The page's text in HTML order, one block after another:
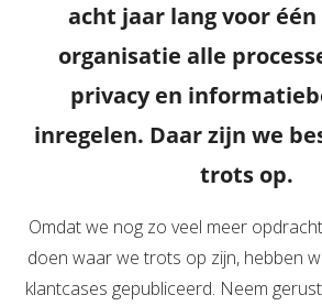
acht jaar lang voor
organisatie alle
privacy en
inregelen. Daar zijn we
trots op.
Omdat we nog zo veel meer
doen waar we trots op zijn, hebben
klantcases gepubliceerd. Neem